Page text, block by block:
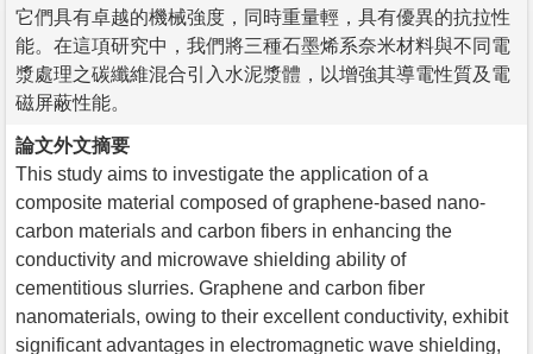
它們具有卓越的機械強度，同時重量輕，具有優異的抗拉性
能。在這項研究中，我們將三種石墨烯系奈米材料與不同電
漿處理之碳纖維混合引入水泥漿體，以增強其導電性質及電
磁屏蔽性能。
論文外文摘要
This study aims to investigate the application of a
composite material composed of graphene-based nano-
carbon materials and carbon fibers in enhancing the
conductivity and microwave shielding ability of
cementitious slurries. Graphene and carbon fiber
nanomaterials, owing to their excellent conductivity, exhibit
significant advantages in electromagnetic wave shielding,